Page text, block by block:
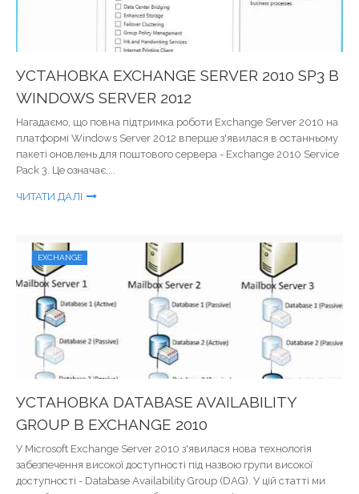
УСТАНОВКА EXCHANGE SERVER 2010 SP3 В
WINDOWS SERVER 2012
Нагадаємо, що повна підтримка роботи Exchange Server 2010 на
платформі Windows Server 2012 вперше з'явилася в останньому
пакеті оновлень для поштового сервера - Exchange 2010 Service
Pack 3. Це означає,...
ЧИТАТИ ДАЛІ
EXCHANGE
УСТАНОВКА DATABASE AVAILABILITY
GROUP В EXCHANGE 2010
У Microsoft Exchange Server 2010 з'явилася нова технологія
забезпечення високої доступності під назвою групи високої
доступності - Database Availability Group (DAG). У цій статті ми